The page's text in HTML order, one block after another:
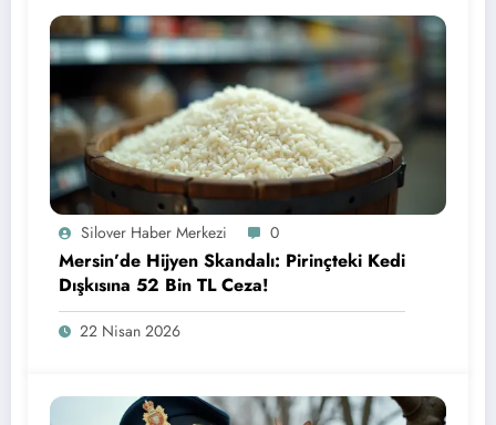
Silover Haber Merkezi 0
Mersin’de Hijyen Skandalı: Pirinçteki Kedi
Dışkısına 52 Bin TL Ceza!
22 Nisan 2026